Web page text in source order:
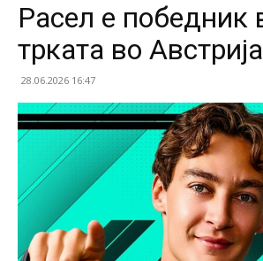
Расел е победник
трката во Австрија
28.06.2026 16:47